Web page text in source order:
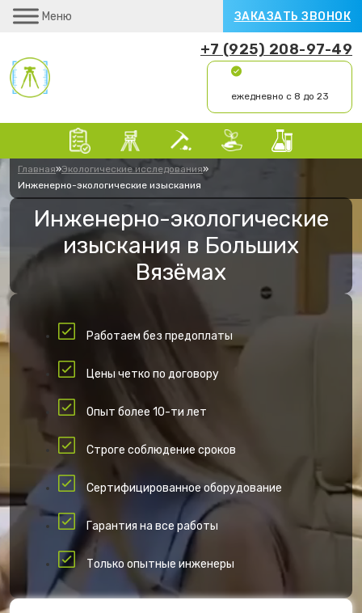
Меню ЗАКАЗАТЬ ЗВОНОК
+7 (925) 208-97-49
ежедневно с 8 до 23
Главная»Экологические исследования»
Инженерно-экологические изыскания
Инженерно-экологические
изыскания в Больших
Вязёмах
Работаем без предоплаты
Цены четко по договору
Опыт более 10-ти лет
Строге соблюдение сроков
Сертифицированное оборудование
Гарантия на все работы
Только опытные инженеры